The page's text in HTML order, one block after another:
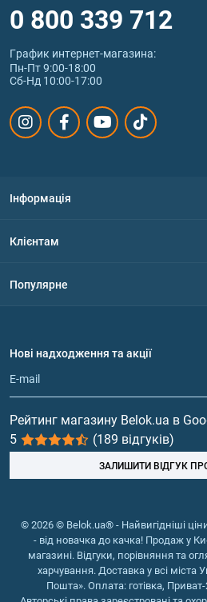
0 800 339 712
График интернет‑магазина:
Пн-Пт 9:00-18:00
Сб-Нд 10:00-17:00
Інформація
Політика конфіденційності
Обмін та повернення
Клієнтам
Популярне
Протеїн
Гейнери
Вітаміни та мінерали
Риб'ячий жир, жирні кислоти
Нові надходження та акції
Рейтинг магазину Belok.ua в
5
(189 відгуків)
ЗАЛИШИТИ ВІДГУК
© 2026 © Belok.ua® - Найвигідніші
- від новачка до качка! Продаж у
магазині. Відгуки, порівняння та
харчування. Доставка у всі міста
Пошта». Оплата: готівка,